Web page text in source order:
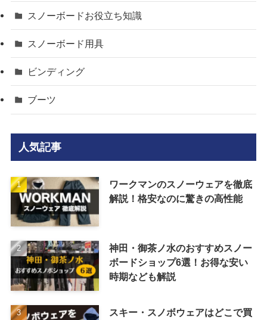
スノーボードお役立ち知識
スノーボード用具
ビンディング
ブーツ
人気記事
ワークマンのスノーウェアを徹底
解説！格安なのに驚きの高性能
神田・御茶ノ水のおすすめスノー
ボードショップ6選！お得な安い
時期なども解説
スキー・スノボウェアはどこで買